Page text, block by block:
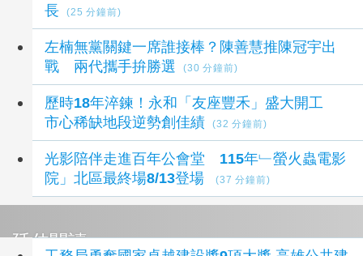
長
(25 分鐘前)
左楠無黨關鍵一席誰接棒？陳善慧推陳冠宇出
戰 兩代攜手拚勝選
(30 分鐘前)
歷時18年淬鍊！永和「友座豐禾」盛大開工
市心稀缺地段逆勢創佳績
(32 分鐘前)
光影陪伴走進百年公會堂 115年﹂螢火蟲電影
院」北區最終場8/13登場
(37 分鐘前)
延伸閱讀